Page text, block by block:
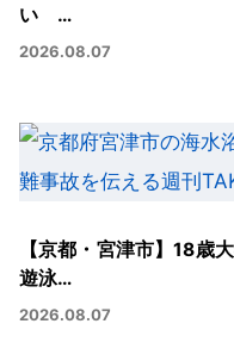
い …
2026.08.07
【京都・宮津市】18歳
遊泳…
2026.08.07